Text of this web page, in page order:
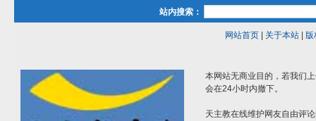
站内搜索：
网站首页| 关于本站| 版
本网站无商业目的，若我们
会在24小时内撤下。
天主教在线维护网友自由评